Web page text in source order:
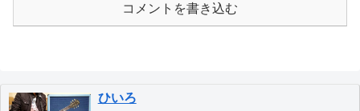
コメントを書き込む
ひいろ